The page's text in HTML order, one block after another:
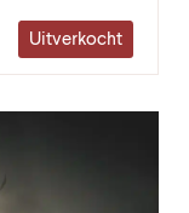
Uitverkocht